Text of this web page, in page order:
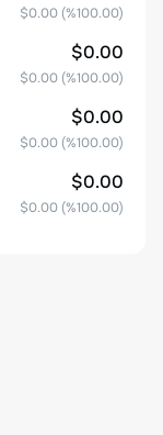
$0.00 (%100.00)
$0.00
$0.00 (%100.00)
$0.00
$0.00 (%100.00)
$0.00
$0.00 (%100.00)